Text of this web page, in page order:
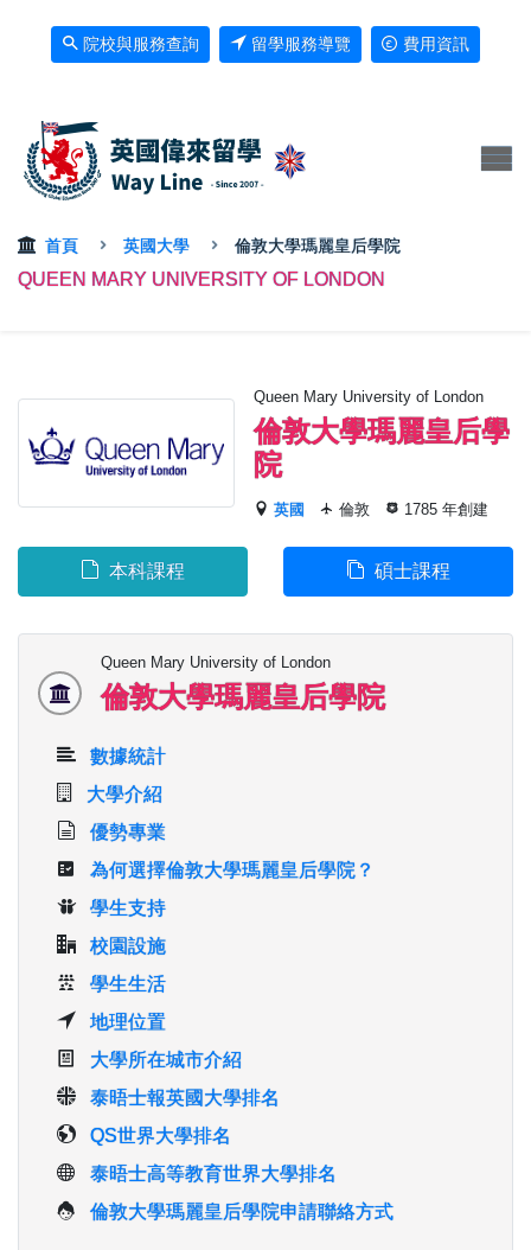
院校與服務查詢 留學服務導覽 費用資訊
首頁 英國大學 倫敦大學瑪麗皇后學院
QUEEN MARY UNIVERSITY OF LONDON
Queen Mary University of London
倫敦大學瑪麗皇后學
院
英國 倫敦 1785 年創建
本科課程 碩士課程
Queen Mary University of London
倫敦大學瑪麗皇后學院
數據統計
大學介紹
優勢專業
為何選擇倫敦大學瑪麗皇后學院？
學生支持
校園設施
學生生活
地理位置
大學所在城市介紹
泰晤士報英國大學排名
QS世界大學排名
泰晤士高等教育世界大學排名
倫敦大學瑪麗皇后學院申請聯絡方式